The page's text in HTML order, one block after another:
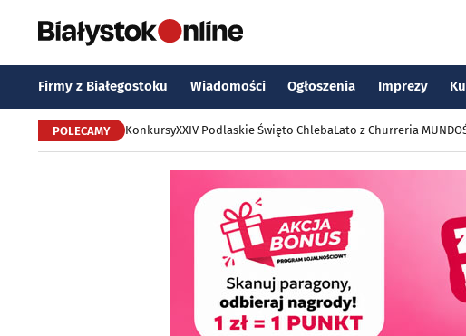
Firmy z Białegostoku Wiadomości Ogłoszenia Imprezy
POLECAMY KonkursyXXIV Podlaskie Święto ChlebaLato z Churreria MUNDO